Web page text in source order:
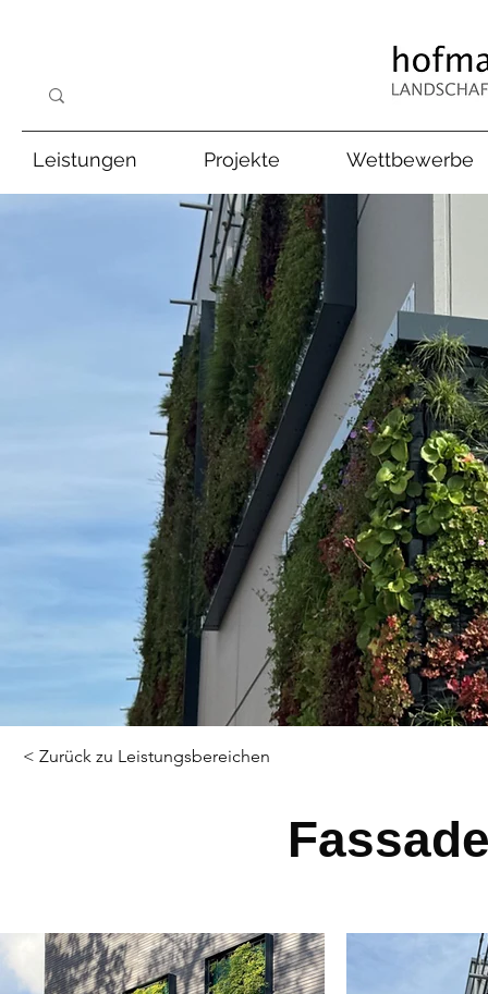
Leistungen Projekte Wettbewerbe
< Zurück zu Leistungsbereichen